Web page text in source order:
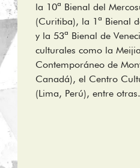
la 10ª Bienal del
(Curitiba), la 1ª Bienal
y la 53ª Bienal de
culturales como la
Contemporáneo de
Canadá), el Centro
(Lima, Perú), entre otras.